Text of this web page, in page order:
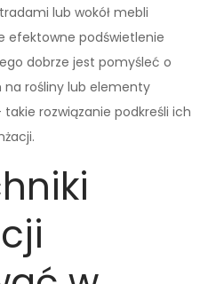
lub wokół mebli
efektowne podświetlenie
dobrze jest pomyśleć o
rośliny lub elementy
rozwiązanie podkreśli ich